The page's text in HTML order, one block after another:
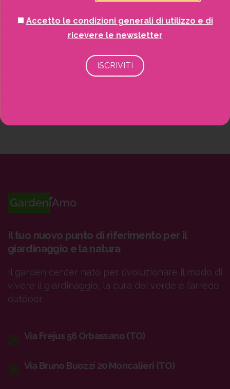
Recinzioni
Il tuo nuovo punto di riferimento per il
giardinaggio e la natura
Il garden center nato per rivoluzionare il modo di
vivere il giardinaggio, la cura del verde e l’arredo
outdoor.
Via Frejus 56 Orbassano (TO)
Via Bruno Buozzi 20 Moncalieri (TO)
Accetto le condizioni generali di utilizzo e di
ricevere le newsletter